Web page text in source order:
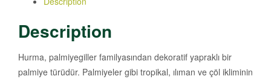
Description
Hurma, palmiyegiller familyasından dekoratif yapraklı bir
palmiye türüdür. Palmiyeler gibi tropikal, ılıman ve çöl ikliminin